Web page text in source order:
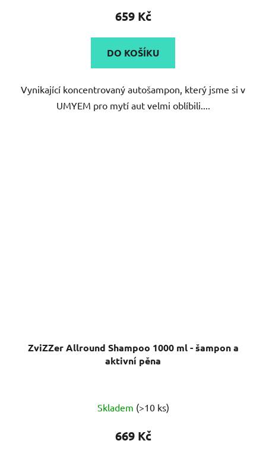
produktu
5,0
z
hvězdiček.
659 Kč
DO KOŠÍKU
Vynikající koncentrovaný autošampon, který jsme si v
UMYEM pro mytí aut velmi oblíbili....
ZviZZer Allround Shampoo 1000 ml - šampon a
aktivní pěna
hodnocení
produktu
Skladem (>10 ks)
669 Kč